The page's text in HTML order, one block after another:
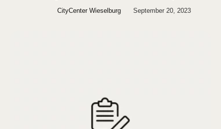
Wieselburg
CityCenter Wieselburg September 20, 2023